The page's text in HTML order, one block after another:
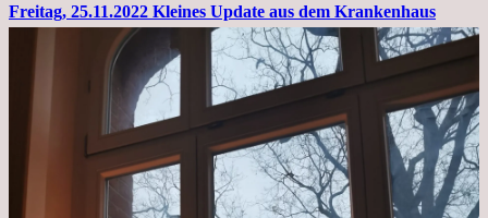
Freitag, 25.11.2022 Kleines Update aus dem Krankenhaus